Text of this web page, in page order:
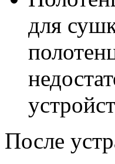
для
После